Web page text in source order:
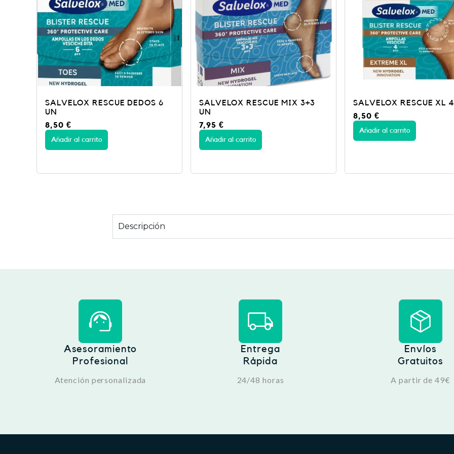
SALVELOX RESCUE DEDOS 6
UN
8,50 €
Añadir al carrito
SALVELOX RESCUE MIX 3+3
UN
7,95 €
Añadir al carrito
SALVELOX RESCUE XL
8,50 €
Añadir al carrito
Descripción
Asesoramiento
Profesional
Atención personalizada
Entrega
Rápida
24/48 horas
Envíos
Gratuitos
A partir de 49€